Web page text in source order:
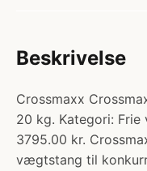
Beskrivelse
Crossmaxx
20 kg. Kategori: Frie
3795.00 kr.
vægtstang til